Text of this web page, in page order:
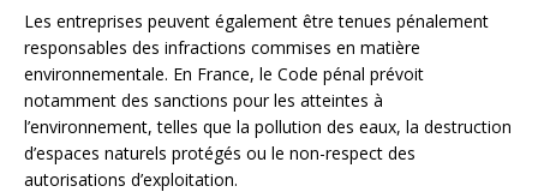
Les entreprises peuvent également être tenues pénalement
responsables des infractions commises en matière
environnementale. En France, le Code pénal prévoit
notamment des sanctions pour les atteintes à
l’environnement, telles que la pollution des eaux, la destruction
d’espaces naturels protégés ou le non-respect des
autorisations d’exploitation.